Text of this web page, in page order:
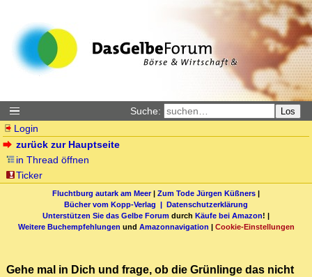
Suche: Los
Login
zurück zur Hauptseite
in Thread öffnen
Ticker
Fluchtburg autark am Meer| Zum Tode Jürgen Küßners |
Bücher vom Kopp-Verlag | Datenschutzerklärung
Unterstützen Sie das Gelbe Forum durch Käufe bei Amazon! |
Weitere Buchempfehlungen und Amazonnavigation | Cookie-Einstellungen
Gehe mal in Dich und frage, ob die Grünlinge das nicht